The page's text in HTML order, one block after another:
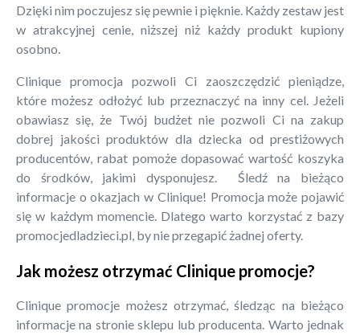
Dzięki nim poczujesz się pewnie i pięknie. Każdy zestaw jest
w atrakcyjnej cenie, niższej niż każdy produkt kupiony
osobno.
Clinique promocja pozwoli Ci zaoszczędzić pieniądze,
które możesz odłożyć lub przeznaczyć na inny cel. Jeżeli
obawiasz się, że Twój budżet nie pozwoli Ci na zakup
dobrej jakości produktów dla dziecka od prestiżowych
producentów, rabat pomoże dopasować wartość koszyka
do środków, jakimi dysponujesz. Śledź na bieżąco
informacje o okazjach w Clinique! Promocja może pojawić
się w każdym momencie. Dlatego warto korzystać z bazy
promocjedladzieci.pl, by nie przegapić żadnej oferty.
Jak możesz otrzymać Clinique promocje?
Clinique promocje możesz otrzymać, śledząc na bieżąco
informacje na stronie sklepu lub producenta. Warto jednak